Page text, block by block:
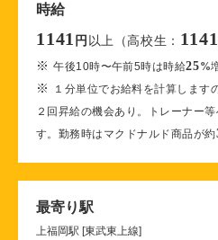
時給
1141 円 以上（高校生： 1141
※午後10時〜午前5時は時給25%
※
１分単位でお給料を計算します
２回昇給の機会あり。トレーナー
す。勤務時はマクドナルド商品が約
最寄り駅
上福岡駅 [東武東上線]